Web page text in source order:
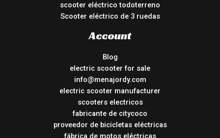
scooter eléctrico todoterreno
Scooter eléctrico de 3 ruedas
Account
Blog
electric scooter for sale
info@menajordy.com
electric scooter manufacturer
scooters electricos
fabricante de citycoco
proveedor de bicicletas eléctricas